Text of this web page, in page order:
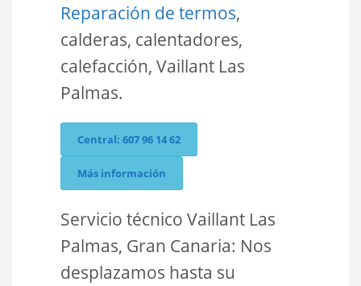
Reparación de termos,
calderas, calentadores,
calefacción, Vaillant Las
Palmas.
Central: 607 96 14 62
Más información
Servicio técnico Vaillant Las
Palmas, Gran Canaria: Nos
desplazamos hasta su